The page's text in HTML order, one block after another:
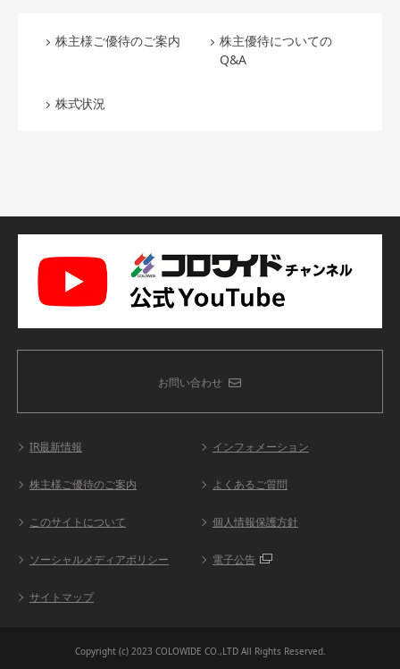
株主様ご優待のご案内
株主優待についての
Q&A
株式状況
お問い合わせ
IR最新情報 インフォメーション
株主様ご優待のご案内 よくあるご質問
このサイトについて 個人情報保護方針
ソーシャルメディアポリシー 電子公告
サイトマップ
Copyright (c) 2023 COLOWIDE CO.,LTD All Rights Reserved.